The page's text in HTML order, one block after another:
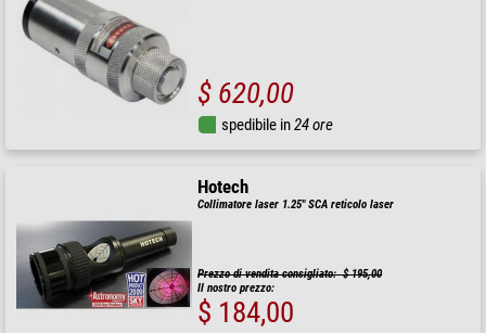
$ 620,00
spedibile in24 ore
Hotech
Collimatore laser 1.25" SCA reticolo laser
Prezzo di vendita consigliato: $ 195,00
Il nostro prezzo:
$ 184,00